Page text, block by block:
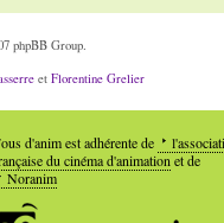
phpBB Group.
etFlorentine Grelier
d'anim est adhérente de
du cinéma d'animation et de
Noranim